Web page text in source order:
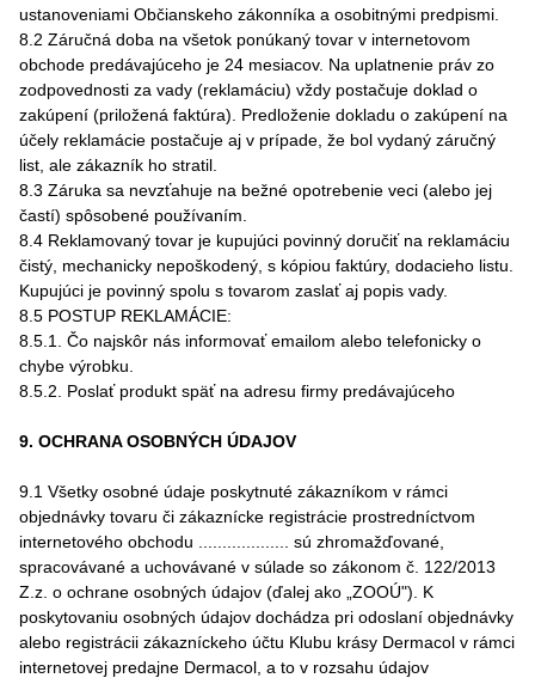
ustanoveniami Občianskeho zákonníka a osobitnými predpismi.
8.2 Záručná doba na všetok ponúkaný tovar v internetovom
obchode predávajúceho je 24 mesiacov. Na uplatnenie práv zo
zodpovednosti za vady (reklamáciu) vždy postačuje doklad o
zakúpení (priložená faktúra). Predloženie dokladu o zakúpení na
účely reklamácie postačuje aj v prípade, že bol vydaný záručný
list, ale zákazník ho stratil.
8.3 Záruka sa nevzťahuje na bežné opotrebenie veci (alebo jej
častí) spôsobené používaním.
8.4 Reklamovaný tovar je kupujúci povinný doručiť na reklamáciu
čistý, mechanicky nepoškodený, s kópiou faktúry, dodacieho listu.
Kupujúci je povinný spolu s tovarom zaslať aj popis vady.
8.5 POSTUP REKLAMÁCIE:
8.5.1. Čo najskôr nás informovať emailom alebo telefonicky o
chybe výrobku.
8.5.2. Poslať produkt späť na adresu firmy predávajúceho
9. OCHRANA OSOBNÝCH ÚDAJOV
9.1 Všetky osobné údaje poskytnuté zákazníkom v rámci
objednávky tovaru či zákaznícke registrácie prostredníctvom
internetového obchodu ................... sú zhromažďované,
spracovávané a uchovávané v súlade so zákonom č. 122/2013
Z.z. o ochrane osobných údajov (ďalej ako „ZOOÚ"). K
poskytovaniu osobných údajov dochádza pri odoslaní objednávky
alebo registrácii zákazníckeho účtu Klubu krásy Dermacol v rámci
internetovej predajne Dermacol, a to v rozsahu údajov